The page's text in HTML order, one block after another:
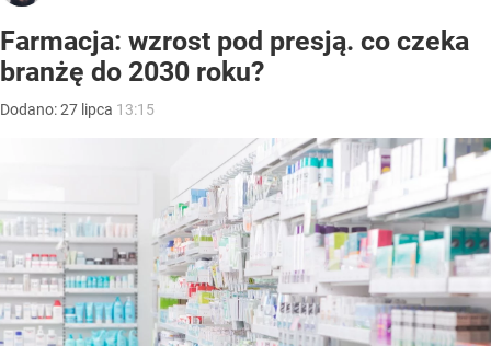
Farmacja: wzrost pod presją. co czeka
branżę do 2030 roku?
Dodano:27 lipca 13:15